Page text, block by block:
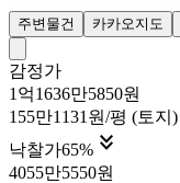
주변물건 카카오지도
감정가
1억1636만5850원
155만1131원/평 (토지)
낙찰가65% 
4055만5550원